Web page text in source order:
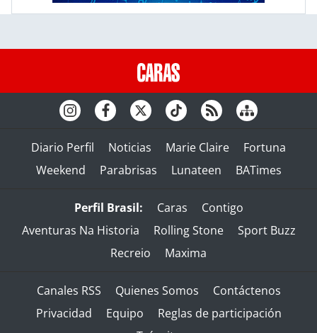
Diario Perfil Noticias Marie Claire
Fortuna
Weekend
Parabrisas Lunateen BATimes
Perfil Brasil: Caras
Contigo
Aventuras Na Historia
Rolling Stone
Sport Buzz
Recreio
Maxima
Canales RSS Quienes Somos
Contáctenos
Privacidad
Equipo
Reglas de participación